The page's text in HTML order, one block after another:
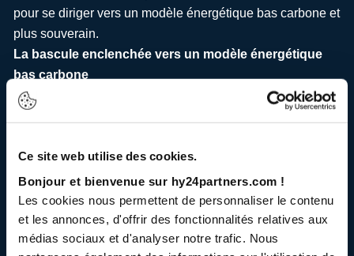
Ce site web utilise des cookies.
Bonjour et bienvenue sur hy24partners.com !
Les cookies nous permettent de personnaliser le contenu
et les annonces, d'offrir des fonctionnalités relatives aux
médias sociaux et d'analyser notre trafic. Nous
pour se diriger vers un modèle énergétique bas carbone et
plus souverain.
La bascule enclenchée vers un modèle énergétique
bas carbone
En combinant l’urgence — garantir la production
industrielle et le chauffage des ménages — à la poursuite
modèle énergétique dépendant des importations russes
vers plusieurs sources d’approvisionnement, dont le GNL
significatif des prix des marchés de l’électricité et du gaz,